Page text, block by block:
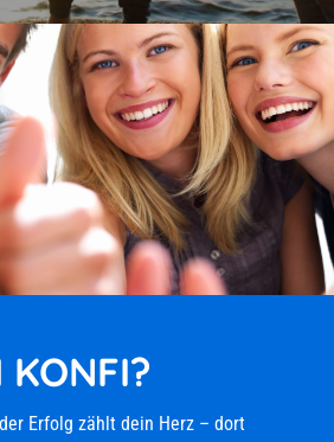
KONFI?
Erfolg zählt dein Herz – dort